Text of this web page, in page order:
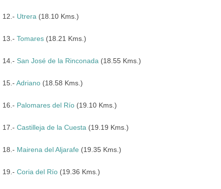
12.- Utrera (18.10 Kms.)
13.- Tomares (18.21 Kms.)
14.- San José de la Rinconada (18.55 Kms.)
15.- Adriano (18.58 Kms.)
16.- Palomares del Río (19.10 Kms.)
17.- Castilleja de la Cuesta (19.19 Kms.)
18.- Mairena del Aljarafe (19.35 Kms.)
19.- Coria del Río (19.36 Kms.)